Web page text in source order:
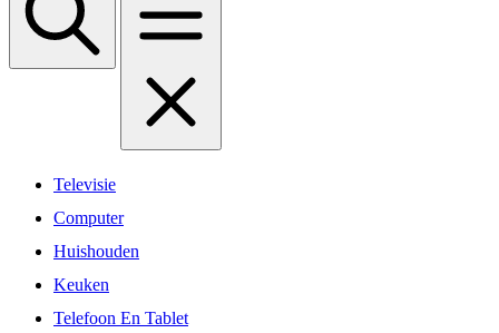
Televisie
Computer
Huishouden
Keuken
Telefoon En Tablet